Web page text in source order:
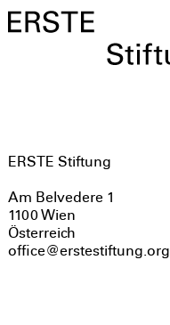
ERSTE Stiftung
Am Belvedere 1
1100 Wien
Österreich
office@erstestiftung.org